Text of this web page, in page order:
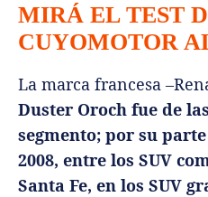
MIRÁ EL TEST
CUYOMOTOR
La marca francesa
Duster Oroch fue de
segmento; por su
2008, entre los SUV
Santa Fe, en los SUV